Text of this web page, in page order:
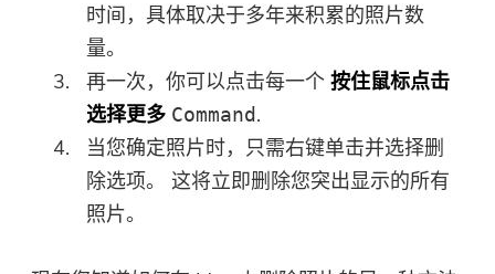
时间，具体取决于多年来积累的照片数
量。
再一次，你可以点击每一个按住鼠标点击
选择更多 Command.
当您确定照片时，只需右键单击并选择删
除选项。 这将立即删除您突出显示的所有
照片。